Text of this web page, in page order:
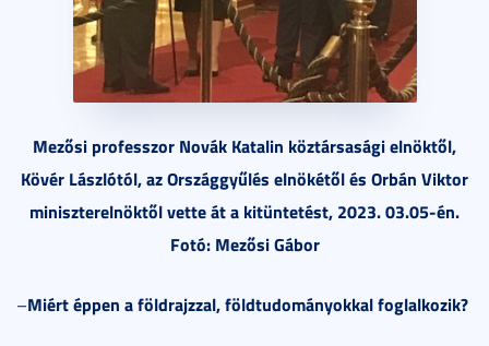
Mezősi professzor Novák Katalin köztársasági elnöktől,
Kövér Lászlótól, az Országgyűlés elnökétől és Orbán Viktor
miniszterelnöktől vette át a kitüntetést, 2023. 03.05-én.
Fotó: Mezősi Gábor
–Miért éppen a földrajzzal, földtudományokkal foglalkozik?